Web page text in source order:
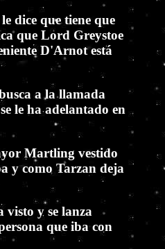
dice que tiene que
que Lord Greystoe
D'Arnot está
a la llamada
le ha adelantado en
Martling vestido
y como Tarzan deja
visto y se lanza
que iba con